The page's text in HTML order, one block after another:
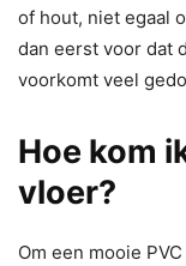
of hout, niet egaal
dan eerst voor dat
voorkomt veel
Hoe kom
vloer?
Om een mooie